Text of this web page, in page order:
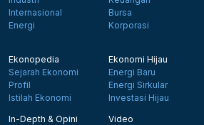
Internasional
Energi
Bursa
Korporasi
Ekonopedia
Sejarah Ekonomi
Profil
Istilah Ekonomi
Ekonomi Hijau
Energi Baru
Energi Sirkular
Investasi Hijau
In-Depth & Opini
Video